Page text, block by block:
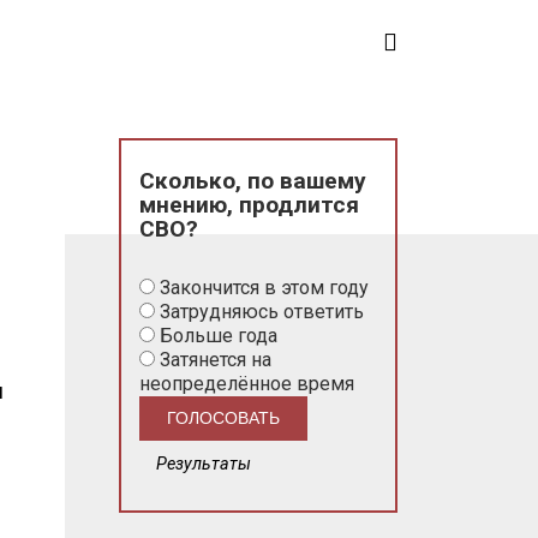
Сколько, по вашему
мнению, продлится
СВО?
Закончится в этом году
Затрудняюсь ответить
Больше года
Затянется на
неопределённое время
Результаты